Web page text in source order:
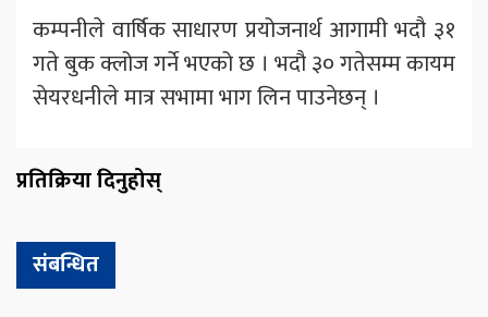
कम्पनीले वार्षिक साधारण प्रयोजनार्थ आगामी भदौ ३१
गते बुक क्लोज गर्ने भएको छ । भदौ ३० गतेसम्म कायम
सेयरधनीले मात्र सभामा भाग लिन पाउनेछन् ।
प्रतिक्रिया दिनुहोस्
संबन्धित